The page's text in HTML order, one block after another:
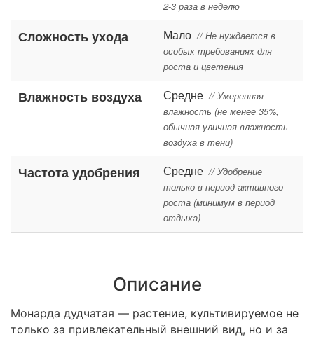
2-3 раза в неделю
Сложность ухода Мало // Не нуждается в
особых требованиях для
роста и цветения
Влажность воздуха Средне // Умеренная
влажность (не менее 35%,
обычная уличная влажность
воздуха в тени)
Частота удобрения Средне // Удобрение
только в период активного
роста (минимум в период
отдыха)
Описание
Монарда дудчатая — растение, культивируемое не
только за привлекательный внешний вид, но и за